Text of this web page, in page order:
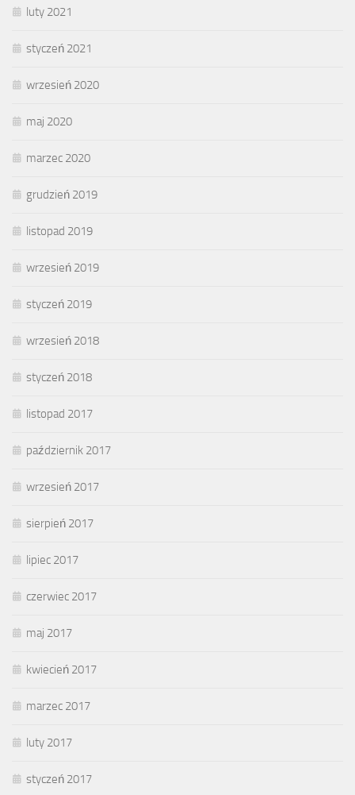
luty 2021
styczeń 2021
wrzesień 2020
maj 2020
marzec 2020
grudzień 2019
listopad 2019
wrzesień 2019
styczeń 2019
wrzesień 2018
styczeń 2018
listopad 2017
październik 2017
wrzesień 2017
sierpień 2017
lipiec 2017
czerwiec 2017
maj 2017
kwiecień 2017
marzec 2017
luty 2017
styczeń 2017